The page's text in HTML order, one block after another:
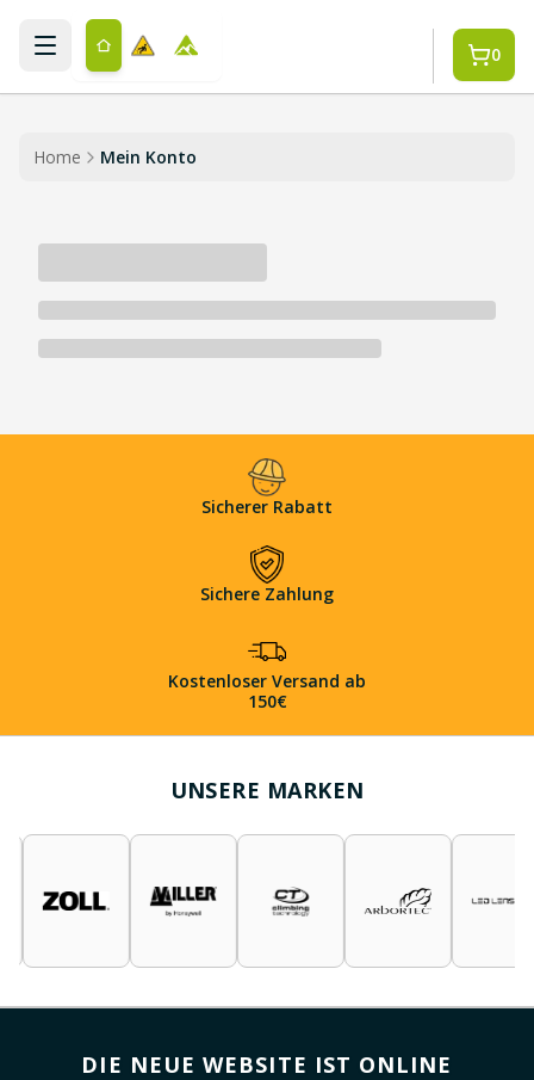
Zum Hauptinhalt springen
0
Home Mein Konto
Sicherer Rabatt
Sichere Zahlung
Kostenloser Versand ab
150€
UNSERE MARKEN
DIE NEUE WEBSITE IST ONLINE